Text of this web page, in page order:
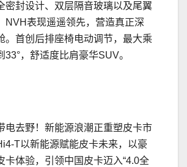
密封设计、双层隔音玻璃以及尾翼
NVH表现遥遥领先，营造真正深
。首创后排座椅电动调节，最大乘
33°，舒适度比肩豪华SUV。
电去野！新能源浪潮正重塑皮卡市
T以新能源赋能皮卡未来，以豪
卡体验，引领中国皮卡迈入“4.0全